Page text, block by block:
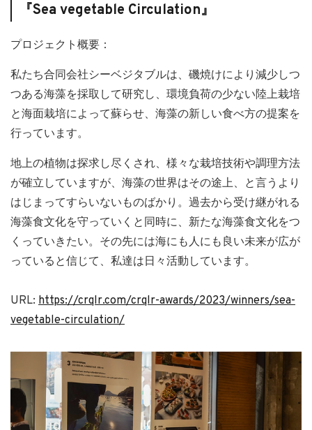
『Sea vegetable Circulation』
プロジェクト概要：
私たち合同会社シーベジタブルは、磯焼けにより減少しつ
つある海藻を採取して研究し、環境負荷の少ない陸上栽培
と海面栽培によって蘇らせ、海藻の新しい食べ方の提案を
行っています。
地上の植物は探求し尽くされ、様々な栽培技術や調理方法
が確立していますが、海藻の世界はその途上、と言うより
はじまってすらいないものばかり。過去から受け継がれる
海藻食文化を守っていくと同時に、新たな海藻食文化をつ
くっていきたい。その先には海にも人にも良い未来が広が
っていると信じて、私達は日々活動しています。
URL: https://crqlr.com/crqlr-awards/2023/winners/sea-
vegetable-circulation/